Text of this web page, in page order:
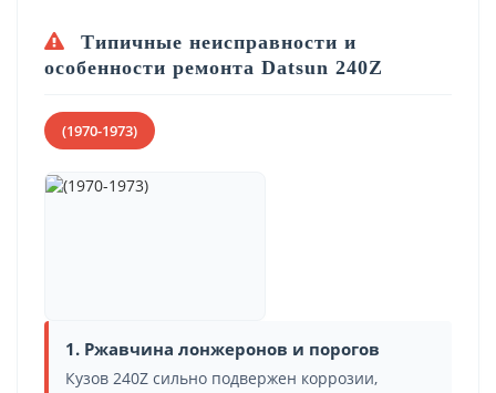
Типичные неисправности и
особенности ремонта Datsun 240Z
(1970-1973)
1. Ржавчина лонжеронов и порогов
Кузов 240Z сильно подвержен коррозии,